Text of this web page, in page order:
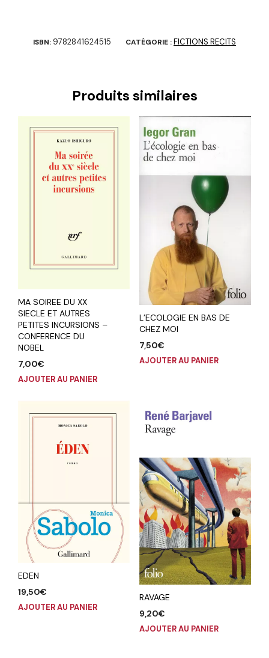
ISBN: 9782841624515 CATÉGORIE :FICTIONS RECITS
Produits similaires
MA SOIREE DU XX
SIECLE ET AUTRES
PETITES INCURSIONS –
CONFERENCE DU
NOBEL
7,00€
AJOUTER AU PANIER
L’ECOLOGIE EN BAS DE
CHEZ MOI
7,50€
AJOUTER AU PANIER
EDEN
19,50€
AJOUTER AU PANIER
RAVAGE
9,20€
AJOUTER AU PANIER